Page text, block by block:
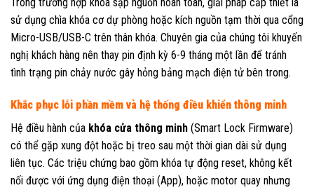
sử dụng chìa khóa cơ dự phòng hoặc kích nguồn tạm thời qua cổng
Micro-USB/USB-C trên thân khóa. Chuyên gia của chúng tôi khuyến
nghị khách hàng nên thay pin định kỳ 6-9 tháng một lần để tránh
tình trạng pin chảy nước gây hỏng bảng mạch điện tử bên trong.
Khắc phục lỗi phần mềm và hệ thống điều khiển thông minh
Hệ điều hành của khóa cửa thông minh (Smart Lock Firmware)
có thể gặp xung đột hoặc bị treo sau một thời gian dài sử dụng
liên tục. Các triệu chứng bao gồm khóa tự động reset, không kết
nối được với ứng dụng điện thoại (App), hoặc motor quay nhưng